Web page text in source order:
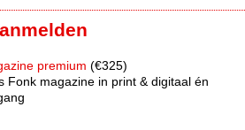
premium (€325)
Fonk magazine in print & digitaal én